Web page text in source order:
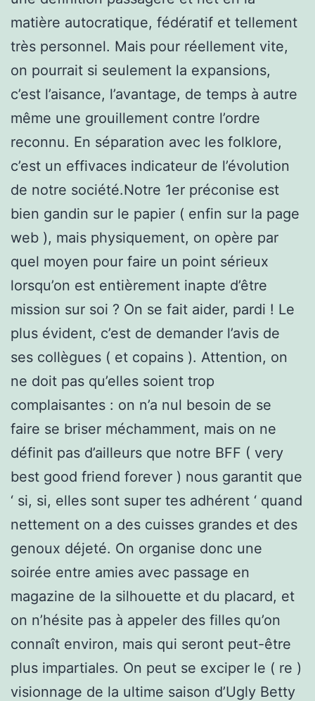
matière autocratique, fédératif et tellement
très personnel. Mais pour réellement vite,
on pourrait si seulement la expansions,
c’est l’aisance, l’avantage, de temps à autre
même une grouillement contre l’ordre
reconnu. En séparation avec les folklore,
c’est un effivaces indicateur de l’évolution
de notre société.Notre 1er préconise est
bien gandin sur le papier ( enfin sur la page
web ), mais physiquement, on opère par
quel moyen pour faire un point sérieux
lorsqu’on est entièrement inapte d’être
mission sur soi ? On se fait aider, pardi ! Le
plus évident, c’est de demander l’avis de
ses collègues ( et copains ). Attention, on
ne doit pas qu’elles soient trop
complaisantes : on n’a nul besoin de se
faire se briser méchamment, mais on ne
définit pas d’ailleurs que notre BFF ( very
best good friend forever ) nous garantit que
‘ si, si, elles sont super tes adhérent ‘ quand
nettement on a des cuisses grandes et des
genoux déjeté. On organise donc une
soirée entre amies avec passage en
magazine de la silhouette et du placard, et
on n’hésite pas à appeler des filles qu’on
connaît environ, mais qui seront peut-être
plus impartiales. On peut se exciper le ( re )
visionnage de la ultime saison d’Ugly Betty